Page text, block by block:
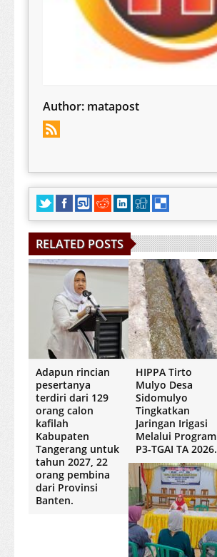
Author: matapost
RELATED POSTS
Adapun rincian
pesertanya
terdiri dari 129
orang calon
kafilah
Kabupaten
Tangerang untuk
tahun 2027, 22
orang pembina
dari Provinsi
Banten.
HIPPA Tirto
Mulyo Desa
Sidomulyo
Tingkatkan
Jaringan Irigasi
Melalui Program
P3-TGAI TA 2026.